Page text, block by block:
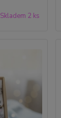
Skladem 2 ks